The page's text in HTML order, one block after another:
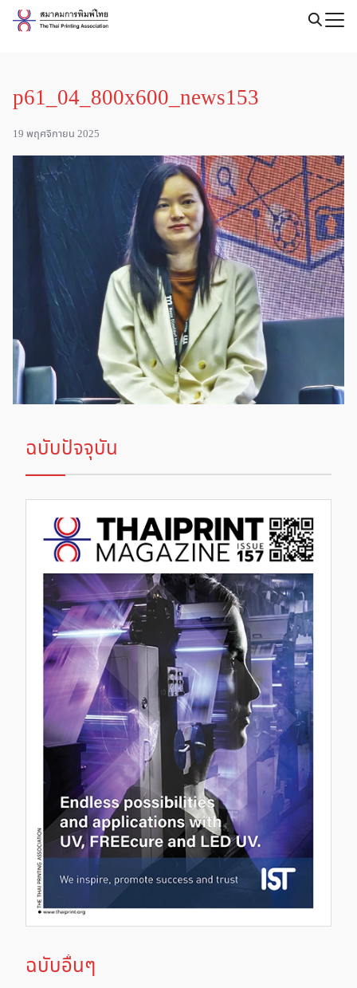
Skip
p61_04_800x600_news153
19 พฤศจิกายน 2025
ฉบับปัจจุบัน
ฉบับอื่นๆ